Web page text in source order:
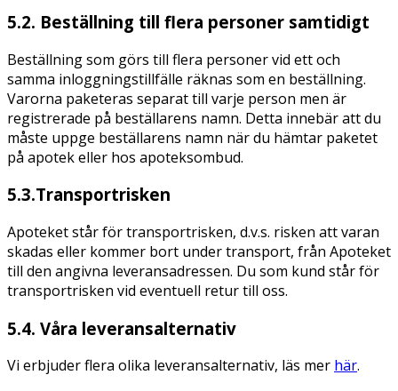
5.2. Beställning till flera personer samtidigt
Beställning som görs till flera personer vid ett och
samma inloggningstillfälle räknas som en beställning.
Varorna paketeras separat till varje person men är
registrerade på beställarens namn. Detta innebär att du
måste uppge beställarens namn när du hämtar paketet
på apotek eller hos apoteksombud.
5.3.Transportrisken
Apoteket står för transportrisken, d.v.s. risken att varan
skadas eller kommer bort under transport, från Apoteket
till den angivna leveransadressen. Du som kund står för
transportrisken vid eventuell retur till oss.
5.4. Våra leveransalternativ
Vi erbjuder flera olika leveransalternativ, läs mer här.